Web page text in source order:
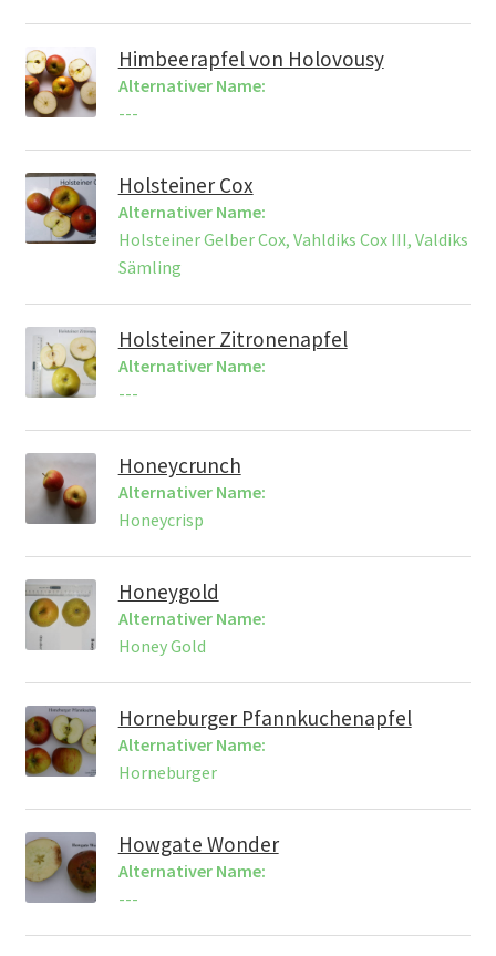
Himbeerapfel von Holovousy
Alternativer Name:
---
Holsteiner Cox
Alternativer Name:
Holsteiner Gelber Cox, Vahldiks Cox III, Valdiks
Sämling
Holsteiner Zitronenapfel
Alternativer Name:
---
Honeycrunch
Alternativer Name:
Honeycrisp
Honeygold
Alternativer Name:
Honey Gold
Horneburger Pfannkuchenapfel
Alternativer Name:
Horneburger
Howgate Wonder
Alternativer Name:
---